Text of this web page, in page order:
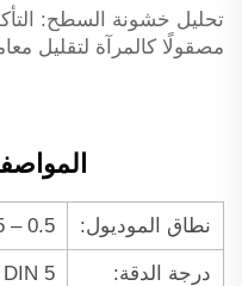
تحليل خشونة السطح:
مصقولًا كالمرآة لتقليل
نطاق الموديول: 0.5 – 25 مود
درجة الدقة: DIN 5 إلى DIN 9 / AGMA 10-12